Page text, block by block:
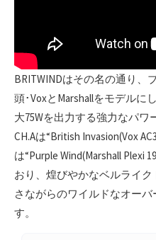
BRITWINDはその名の通り、
頭･VoxとMarshallをモデルに
大75Wを出力する強力なパワ
CH.Aは“British Invasion(Vox
は“Purple Wind(Marshall Plexi
おり、煌びやかなベルライ
さながらのワイルドなオー
す。